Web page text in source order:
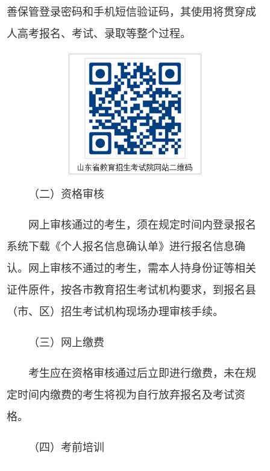
善保管登录密码和手机短信验证码，其使用将贯穿成
人高考报名、考试、录取等整个过程。
（二）资格审核
网上审核通过的考生，须在规定时间内登录报名
系统下载《个人报名信息确认单》进行报名信息确
认。网上审核不通过的考生，需本人持身份证等相关
证件原件，按各市教育招生考试机构要求，到报名县
（市、区）招生考试机构现场办理审核手续。
（三）网上缴费
考生应在资格审核通过后立即进行缴费，未在规
定时间内缴费的考生将视为自行放弃报名及考试资
格。
（四）考前培训